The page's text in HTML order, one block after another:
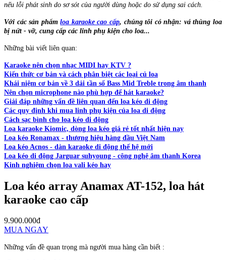
nếu lỗi phát sinh do sơ sót của người dùng hoặc do sử dụng sai cách.
Với các sản phẩmloa karaoke cao cấp, chúng tôi có nhận: vá thùng loa
bị nứt - vỡ, cung cấp các linh phụ kiện cho loa...
Những bài viết liên quan:
Karaoke nên chọn nhạc MIDI hay KTV ?
Kiến thức cơ bản và cách phân biệt các loại củ loa
Khái niệm cơ bản về 3 dải tần số Bass Mid Treble trong âm thanh
Nên chọn microphone nào phù hợp để hát karaoke?
Giải đáp những vấn đề liên quan đến loa kéo di động
Các quy định khi mua linh phụ kiện của loa di động
Cách sạc bình cho loa kéo di động
Loa karaoke Kiomic, dòng loa kéo giá rẻ tốt nhất hiện nay
Loa kéo Ronamax - thương hiệu hàng đầu Việt Nam
Loa kéo Acnos - dàn karaoke di động thế hệ mới
Loa kéo di động Jarguar suhyoung - công nghệ âm thanh Korea
Kinh nghiệm chọn loa vali kéo hay
Loa kéo array Anamax AT-152, loa hát
karaoke cao cấp
9.900.000đ
MUA NGAY
Những vấn đề quan trọng mà người mua hàng cần biết :